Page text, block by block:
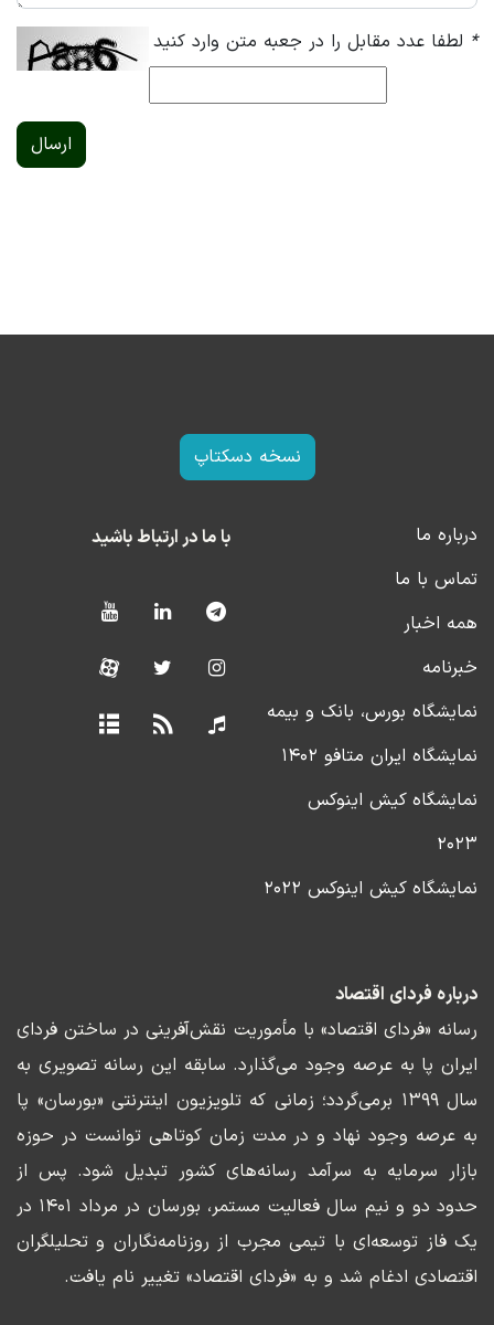
* لطفا عدد مقابل را در جعبه متن وارد کنید
ارسال
نسخه دسکتاپ
درباره ما
تماس با ما
همه اخبار
خبرنامه
نمایشگاه بورس، بانک و بیمه
نمایشگاه ایران متافو ۱۴۰۲
نمایشگاه کیش اینوکس
۲۰۲۳
نمایشگاه کیش اینوکس ۲۰۲۲
با ما در ارتباط باشید
درباره فردای اقتصاد
رسانه «فردای اقتصاد» با مأموریت نقش‌آفرینی در ساختن فردای
ایران پا به عرصه وجود می‌گذارد. سابقه این رسانه تصویری به
سال ۱۳۹۹ برمی‌گردد؛ زمانی که تلویزیون اینترنتی «بورسان» پا
به عرصه وجود نهاد و در مدت زمان کوتاهی توانست در حوزه
بازار سرمایه به سرآمد رسانه‌های کشور تبدیل شود. پس از
حدود دو و نیم سال فعالیت مستمر، بورسان در مرداد ۱۴۰۱ در
یک فاز توسعه‌ای با تیمی مجرب از روزنامه‌نگاران و تحلیلگران
اقتصادی ادغام شد و به «فردای اقتصاد» تغییر نام یافت.